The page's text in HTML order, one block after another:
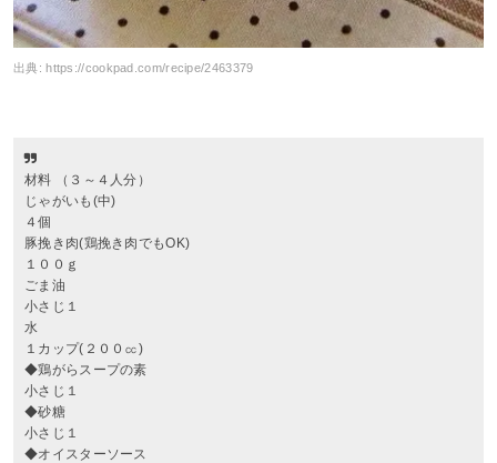
出典:https://cookpad.com/recipe/2463379
材料 （３～４人分）
じゃがいも(中)
４個
豚挽き肉(鶏挽き肉でもOK)
１００ｇ
ごま油
小さじ１
水
１カップ(２００㏄)
◆鶏がらスープの素
小さじ１
◆砂糖
小さじ１
◆オイスターソース